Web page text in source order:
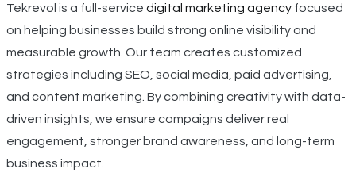
Tekrevol is a full-service digital marketing agency focused
on helping businesses build strong online visibility and
measurable growth. Our team creates customized
strategies including SEO, social media, paid advertising,
and content marketing. By combining creativity with data-
driven insights, we ensure campaigns deliver real
engagement, stronger brand awareness, and long-term
business impact.